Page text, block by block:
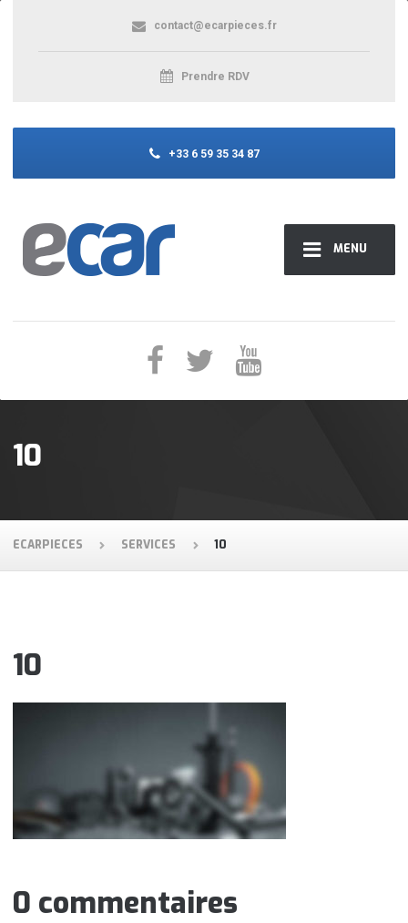
MENU
contact@ecarpieces.fr
Prendre RDV
+33 6 59 35 34 87
10
ECARPIECES SERVICES 10
10
0 commentaires